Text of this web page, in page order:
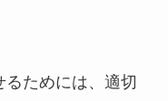
ためには、適切